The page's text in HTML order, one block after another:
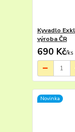
Kyvadlo
výroba ČR
690 Kč/ks
Novinka